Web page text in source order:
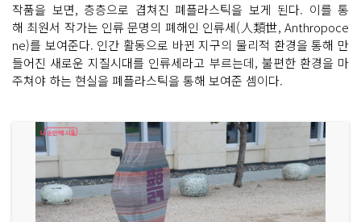
작품을 보면, 층층으로 겹쳐진 폐플라스틱을 보게 된다. 이를 통
해 최원서 작가는 인류 문명의 폐해인 인류세(人類世, Anthropoce
ne)를 보여준다. 인간 활동으로 바뀐 지구의 물리적 환경을 통해 만
들어진 새로운 지질시대를 인류세라고 부르는데, 불편한 환경을 마
주쳐야 하는 현실을 폐플라스틱을 통해 보여준 셈이다.